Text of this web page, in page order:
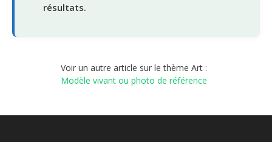
résultats.
Voir un autre article sur le thème Art :
Modèle vivant ou photo de référence